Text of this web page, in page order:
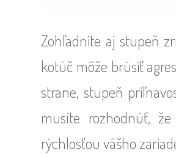
Zohľadnite aj stupeň
kotúč môže brúsiť
strane, stupeň
musíte rozhodnúť,
rýchlosťou vášho